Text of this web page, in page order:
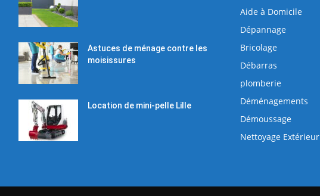
Astuces de ménage contre les
moisissures
Location de mini-pelle Lille
Aide à Domicile
Dépannage
Bricolage
Débarras
plomberie
Déménagements
Démoussage
Nettoyage Extérieur